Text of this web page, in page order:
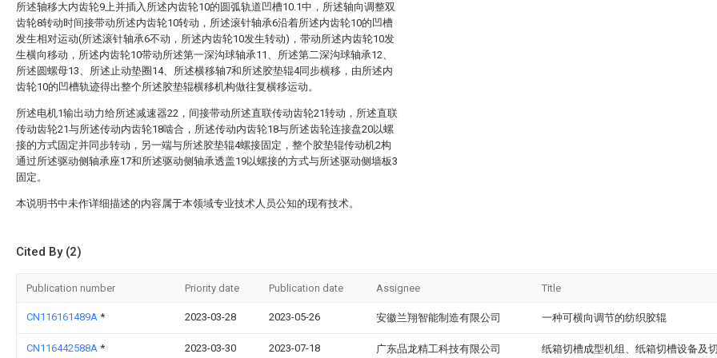
所述轴移大内齿轮9上并插入所述内齿轮10的圆弧轨道凹槽10.1中，所述轴向调整双
齿轮8转动时间接带动所述内齿轮10转动，所述滚针轴承6沿着所述内齿轮10的凹槽
发生相对运动(所述滚针轴承6不动，所述内齿轮10发生转动)，带动所述内齿轮10发
生横向移动，所述内齿轮10带动所述第一深沟球轴承11、所述第二深沟球轴承12、
所述圆螺母13、所述止动垫圈14、所述横移轴7和所述胶垫辊4同步横移，由所述内
齿轮10的凹槽轨迹得出整个所述胶垫辊横移机构做往复横移运动。
所述电机1输出动力给所述减速器22，间接带动所述直联传动齿轮21转动，所述直联
传动齿轮21与所述传动内齿轮18啮合，所述传动内齿轮18与所述齿轮连接盘20以螺
接的方式固定并同步转动，另一端与所述胶垫辊4螺接固定，整个胶垫辊传动机2构
通过所述驱动侧轴承座17和所述驱动侧轴承透盖19以螺接的方式与所述驱动侧墙板3
固定。
本说明书中未作详细描述的内容属于本领域专业技术人员公知的现有技术。
Cited By (2)
Publication number Priority date Publication date Assignee Title
CN116161489A * 2023-03-28 2023-05-26 安徽兰翔智能制造有限公司 一种可横向调节的纺织胶辊
CN116442588A * 2023-03-30 2023-07-18 广东品龙精工科技有限公司 纸箱切槽成型机组、纸箱切槽设备及